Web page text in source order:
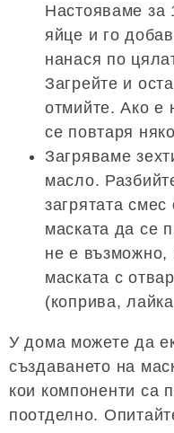
Настояваме за
яйце и го
нанася по
Загрейте и
отмийте. Ако е
се повтаря
Загряваме
масло.
загрятата
маската да се
не е възможно,
маската с
(коприва,
У дома можете да
създаването на
кои компоненти са
поотделно.